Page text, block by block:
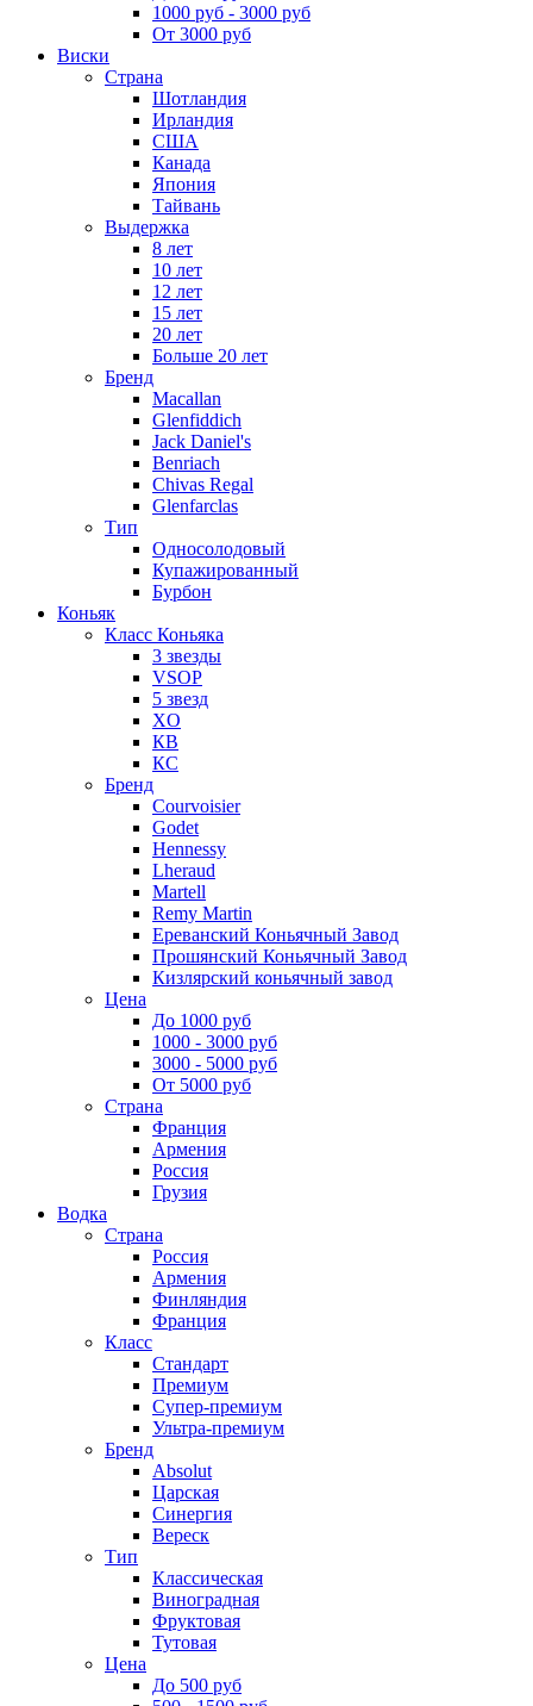
1000 руб - 3000 руб
От 3000 руб
Виски
Страна
Шотландия
Ирландия
США
Канада
Япония
Тайвань
Выдержка
8 лет
10 лет
12 лет
15 лет
20 лет
Больше 20 лет
Бренд
Macallan
Glenfiddich
Jack Daniel's
Benriach
Chivas Regal
Glenfarclas
Тип
Односолодовый
Купажированный
Бурбон
Коньяк
Класс Коньяка
3 звезды
VSOP
5 звезд
XO
КВ
КС
Бренд
Courvoisier
Godet
Hennessy
Lheraud
Martell
Remy Martin
Ереванский Коньячный Завод
Прошянский Коньячный Завод
Кизлярский коньячный завод
Цена
До 1000 руб
1000 - 3000 руб
3000 - 5000 руб
От 5000 руб
Страна
Франция
Армения
Россия
Грузия
Водка
Страна
Россия
Армения
Финляндия
Франция
Класс
Стандарт
Премиум
Супер-премиум
Ультра-премиум
Бренд
Absolut
Царская
Синергия
Вереск
Тип
Классическая
Виноградная
Фруктовая
Тутовая
Цена
До 500 руб